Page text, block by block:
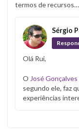
termos de recursos…
Sérgio
Olá Rui,
O José Gonçalves
segundo ele, faz
experiências